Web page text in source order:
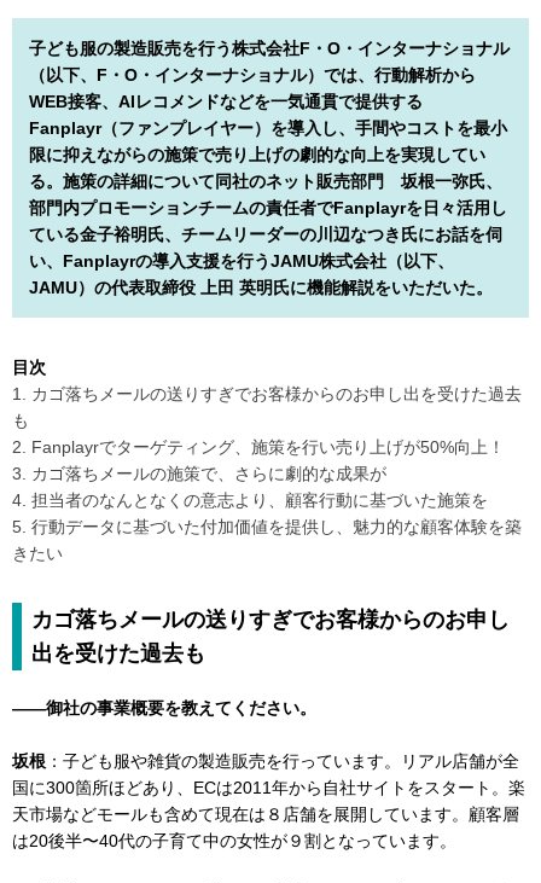
子ども服の製造販売を行う株式会社F・O・インターナショナル
（以下、F・O・インターナショナル）では、行動解析から
WEB接客、AIレコメンドなどを一気通貫で提供する
Fanplayr（ファンプレイヤー）を導入し、手間やコストを最小
限に抑えながらの施策で売り上げの劇的な向上を実現してい
る。施策の詳細について同社のネット販売部門 坂根一弥氏、
部門内プロモーションチームの責任者でFanplayrを日々活用し
ている金子裕明氏、チームリーダーの川辺なつき氏にお話を伺
い、Fanplayrの導入支援を行うJAMU株式会社（以下、
JAMU）の代表取締役 上田 英明氏に機能解説をいただいた。
目次
1. カゴ落ちメールの送りすぎでお客様からのお申し出を受けた過去
も
2. Fanplayrでターゲティング、施策を行い売り上げが50%向上！
3. カゴ落ちメールの施策で、さらに劇的な成果が
4. 担当者のなんとなくの意志より、顧客行動に基づいた施策を
5. 行動データに基づいた付加価値を提供し、魅力的な顧客体験を築
きたい
カゴ落ちメールの送りすぎでお客様からのお申し
出を受けた過去も
――御社の事業概要を教えてください。
坂根 ：子ども服や雑貨の製造販売を行っています。リアル店舗が全
国に300箇所ほどあり、ECは2011年から自社サイトをスタート。楽
天市場などモールも含めて現在は８店舗を展開しています。顧客層
は20後半〜40代の子育て中の女性が９割となっています。